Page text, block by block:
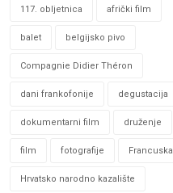
117. obljetnica afrički film
balet belgijsko pivo
Compagnie Didier Théron
dani frankofonije degustacija
dokumentarni film druženje
film fotografije Francuska
Hrvatsko narodno kazalište